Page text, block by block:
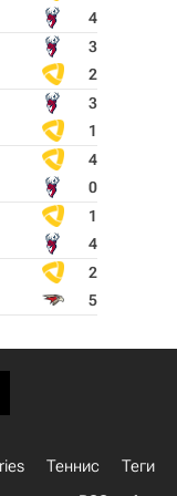
4
3
2
3
1
4
0
1
4
2
5
Теннис Теги